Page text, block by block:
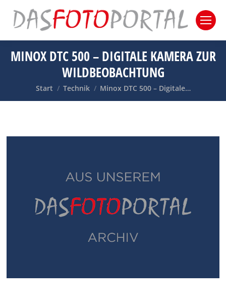
MINOX DTC 500 – DIGITALE KAMERA ZUR
WILDBEOBACHTUNG
Sie befinden sich hier:
Start Technik Minox DTC 500 – Digitale…